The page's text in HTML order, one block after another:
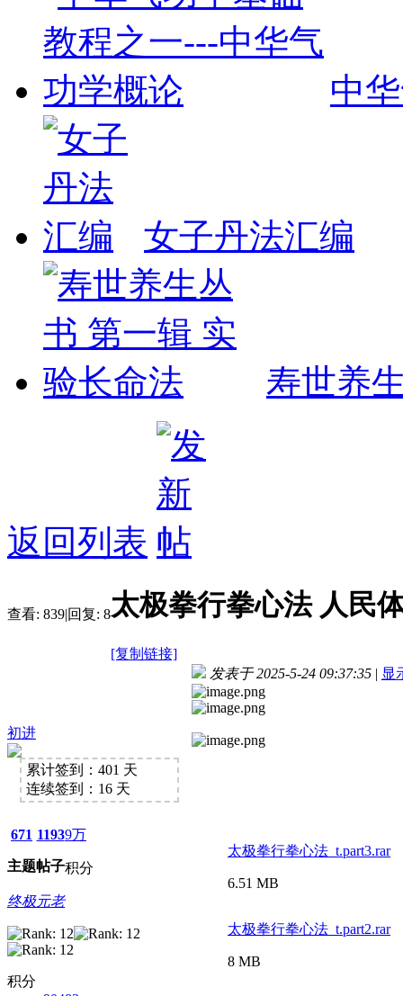
中
女子丹法汇编
寿世养
返回列表
查看: 839|回复: 8太极拳行拳心法 人民
[复制链接]
初进
累计签到：401 天
连续签到：16 天
671
主题
1193
帖子
9万
积分
终极元老
积分
发表于 2025-5-24 09:37:35 | 显
太极拳行拳心法_t.part3.rar
6.51 MB
太极拳行拳心法_t.part2.rar
8 MB